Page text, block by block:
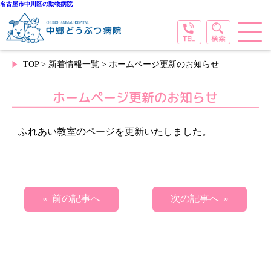
名古屋市中川区の動物病院
TOP> 新着情報一覧 > ホームページ更新のお知らせ
ホームページ更新のお知らせ
ふれあい教室のページを更新いたしました。
« 前の記事へ 次の記事へ »